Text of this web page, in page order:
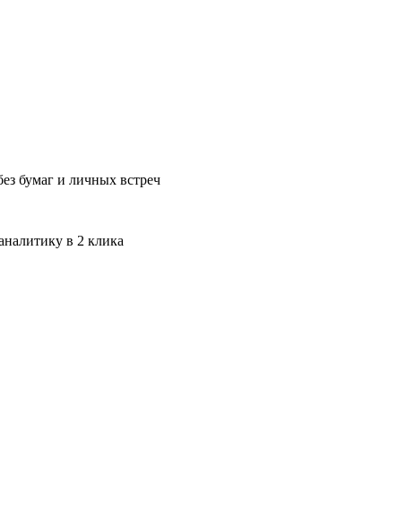
бумаг и личных встреч
в 2 клика